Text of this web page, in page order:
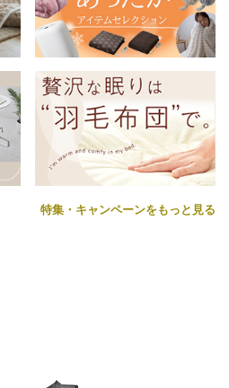
特集・キャンペーンをもっと見る